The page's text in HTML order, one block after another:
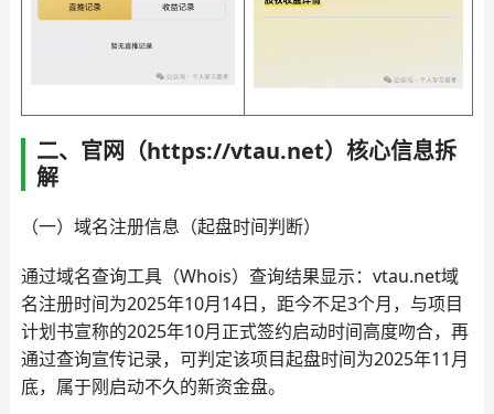
二、官网（https://vtau.net）核心信息拆
解
（一）域名注册信息（起盘时间判断）
通过域名查询工具（Whois）查询结果显示：vtau.net域
名注册时间为2025年10月14日，距今不足3个月，与项目
计划书宣称的2025年10月正式签约启动时间高度吻合，再
通过查询宣传记录，可判定该项目起盘时间为2025年11月
底，属于刚启动不久的新资金盘。